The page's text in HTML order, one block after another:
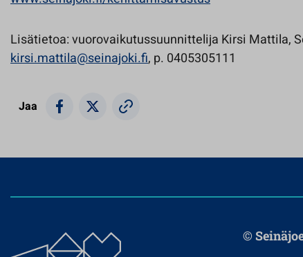
Lisätietoa: vuorovaikutussuunnittelija Kirsi Mattila,
kirsi.mattila@seinajoki.fi, p. 0405305111
Jaa
©